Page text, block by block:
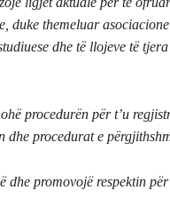
duke themeluar
dhe të llojeve të
procedurën për t’u
dhe procedurat e
dhe promovojë respektin